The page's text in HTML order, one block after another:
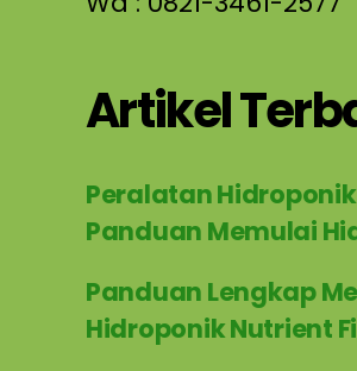
Artikel
Peralatan
Panduan Memulai
Panduan Lengkap
Hidroponik Nutrient